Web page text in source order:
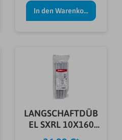
In den Warenkorb
LANGSCHAFTDÜB
EL SXRL 10X160
FUS B